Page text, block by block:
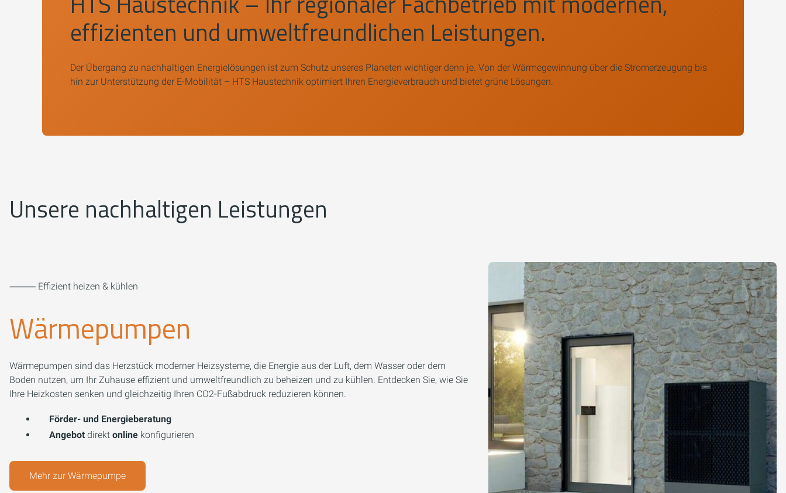
effizienten und umweltfreundlichen Leistungen.
Der Übergang zu nachhaltigen Energielösungen ist zum Schutz unseres Planeten wichtiger denn je. Von der Wärmegewinnung über die Stromerzeugung bis
hin zur Unterstützung der E-Mobilität – HTS Haustechnik optimiert Ihren Energieverbrauch und bietet grüne Lösungen.
Unsere nachhaltigen Leistungen
⸻ Effizient heizen & kühlen
Wärmepumpen
Wärmepumpen sind das Herzstück moderner Heizsysteme, die Energie aus der Luft, dem Wasser oder dem
Boden nutzen, um Ihr Zuhause effizient und umweltfreundlich zu beheizen und zu kühlen. Entdecken Sie, wie Sie
Ihre Heizkosten senken und gleichzeitig Ihren CO2-Fußabdruck reduzieren können.
Förder- und Energieberatung
Angebot direkt online konfigurieren
Mehr zur Wärmepumpe